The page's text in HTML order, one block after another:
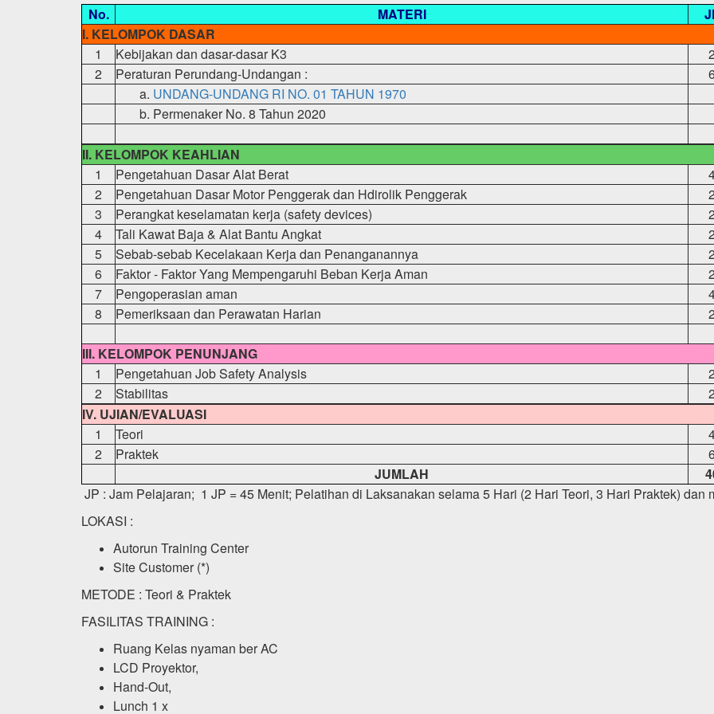
No.
MATERI
I. KELOMPOK DASAR
1
Kebijakan dan dasar-dasar K3
2
2
Peraturan Perundang-Undangan :
a. UNDANG-UNDANG RI NO. 01 TAHUN 1970
b. Permenaker No. 8 Tahun 2020
II. KELOMPOK KEAHLIAN
1
Pengetahuan Dasar Alat Berat
2
Pengetahuan Dasar Motor Penggerak dan Hdirolik Penggerak
2
3
Perangkat keselamatan kerja (safety devices)
2
4
Tali Kawat Baja & Alat Bantu Angkat
2
5
Sebab-sebab Kecelakaan Kerja dan Penanganannya
2
6
Faktor - Faktor Yang Mempengaruhi Beban Kerja Aman
2
7
Pengoperasian aman
8
Pemeriksaan dan Perawatan Harian 2
III. KELOMPOK PENUNJANG
1
Pengetahuan Job Safety Analysis
2
2
Stabilitas
2
IV. UJIAN/EVALUASI
1
Teori
2
Praktek
JUMLAH
JP : Jam Pelajaran; 1 JP = 45 Menit; Pelatihan di Laksanakan selama 5 Hari (2 Hari Teori, 3 Hari Praktek) dan
LOKASI :
Autorun Training Center
Site Customer (*)
METODE : Teori & Praktek
FASILITAS TRAINING :
Ruang Kelas nyaman ber AC
LCD Proyektor,
Hand-Out,
Lunch 1 x